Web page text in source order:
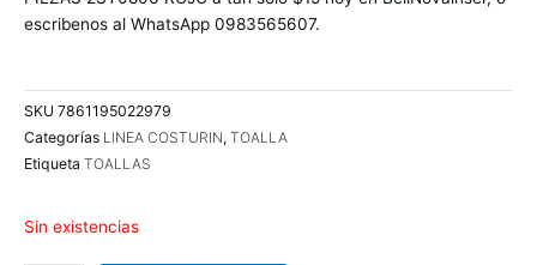
$19.5.$15.0.
escribenos al WhatsApp 0983565607.
SKU 7861195022979
Categorías LINEA COSTURIN, TOALLA
Etiqueta TOALLAS
Sin existencias